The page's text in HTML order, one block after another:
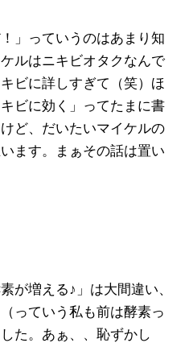
」っていうのはあまり知
ルはニキビオタクなんで
ビに詳しすぎて（笑）ほ
ビに効く」ってたまに書
ど、だいたいマイケルの
ます。まぁその話は置い
が増える♪」は大間違い、
っていう私も前は酵素っ
た。あぁ、、恥ずかし